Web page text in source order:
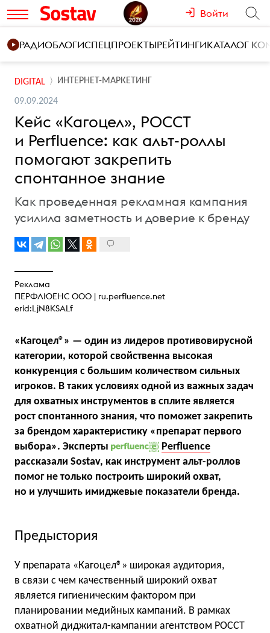
Войти
РАДИОБЛОГИСПЕЦПРОЕКТЫРЕЙТИНГИКАТАЛОГ
DIGITAL ИНТЕРНЕТ-МАРКЕТИНГ
09.09.2024
Кейс «Кагоцел», РОССТ
и Perfluence: как альт-роллы
помогают закрепить
спонтанное знание
Как проведенная рекламная кампания
усилила заметность и доверие к бренду
Реклама
ПЕРФЛЮЕНС ООО | ru.perfluence.net
erid:LjN8KSALf
«Кагоцел®» — один из лидеров противовирусной
категории, которой свойственна высокая
конкуренция с большим количеством сильных
игроков. В таких условиях одной из важных задач
для охватных инструментов в сплите является
рост спонтанного знания, что поможет закрепить
за брендом характеристику «препарат первого
выбора». Эксперты
Perfluence
рассказали Sostav, как инструмент альт-роллов
помог не только построить широкий охват,
но и улучшить имиджевые показатели бренда.
Предыстория
У препарата «Кагоцел®» широкая аудитория,
в связи с чем качественный широкий охват
является гигиеническим фактором при
планировании медийных кампаний. В рамках
охватной диджитал-кампании агентством РОССТ